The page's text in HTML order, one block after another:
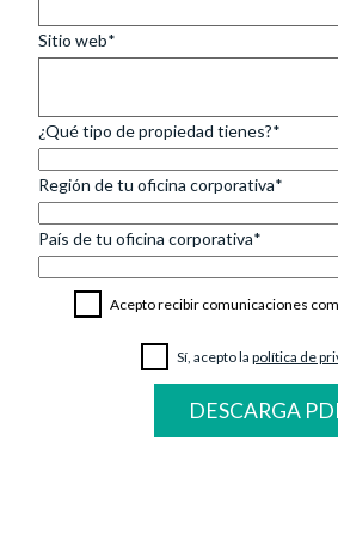
Sitio web
¿Qué tipo de propiedad tienes?
Región de tu oficina corporativa
País de tu oficina corporativa
Acepto recibir comunicaciones
Sí, acepto la política de